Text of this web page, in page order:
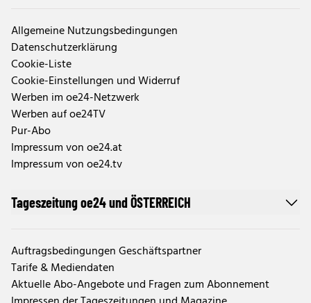
Allgemeine Nutzungsbedingungen
Datenschutzerklärung
Cookie-Liste
Cookie-Einstellungen und Widerruf
Werben im oe24-Netzwerk
Werben auf oe24TV
Pur-Abo
Impressum von oe24.at
Impressum von oe24.tv
Tageszeitung oe24 und ÖSTERREICH
Auftragsbedingungen Geschäftspartner
Tarife & Mediendaten
Aktuelle Abo-Angebote und Fragen zum Abonnement